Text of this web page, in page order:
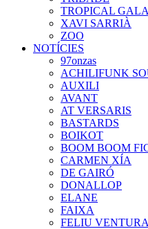
TROPICAL
XAVI SARRIÀ
ZOO
NOTÍCIES
97onzas
ACHILIFUNK
AUXILI
AVANT
AT VERSARIS
BASTARDS
BOIKOT
BOOM BOOM
CARMEN XÍA
DE GAIRÓ
DONALLOP
ELANE
FAIXA
FELIU VENTURA